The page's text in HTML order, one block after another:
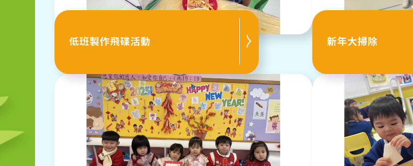
低班製作飛碟活動 新年大掃除